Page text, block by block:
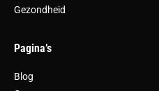
Gezondheid
Pagina’s
Blog